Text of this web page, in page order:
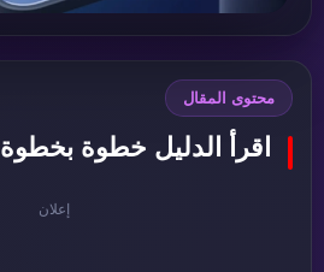
محتوى المقال
اقرأ الدليل خطوة بخطوة
إعلان